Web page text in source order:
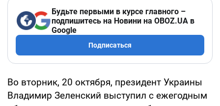
Будьте первыми в курсе главного –
подпишитесь на Новини на OBOZ.UA в
Google
Подписаться
Во вторник, 20 октября, президент Украины
Владимир Зеленский выступил с ежегодным